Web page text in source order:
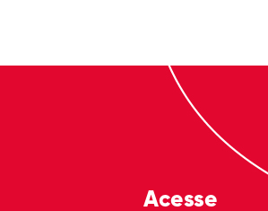
Acesse